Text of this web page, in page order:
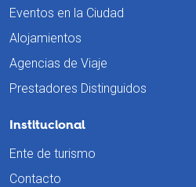
Eventos en la Ciudad
Alojamientos
Agencias de Viaje
Prestadores Distinguidos
Institucional
Ente de turismo
Contacto